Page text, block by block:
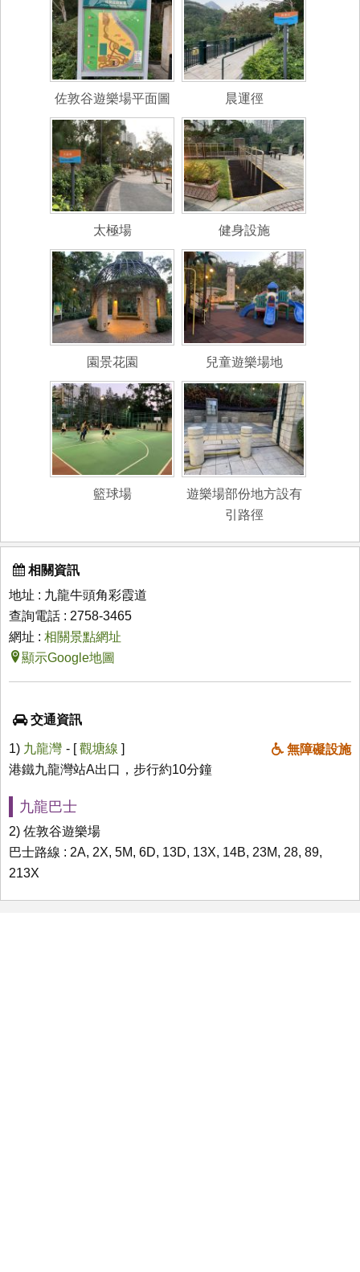
佐敦谷遊樂場平面圖 晨運徑
太極場 健身設施
園景花園 兒童遊樂場地
籃球場
遊樂場部份地方設有
引路徑
相關資訊
地址 : 九龍牛頭角彩霞道
查詢電話 : 2758-3465
網址 : 相關景點網址
顯示Google地圖
交通資訊
1) 九龍灣 無障礙設施
- [觀塘線 ]
港鐵九龍灣站A出口，步行約10分鐘
九龍巴士
2) 佐敦谷遊樂場
巴士路線 : 2A, 2X, 5M, 6D, 13D, 13X, 14B, 23M, 28, 89,
213X